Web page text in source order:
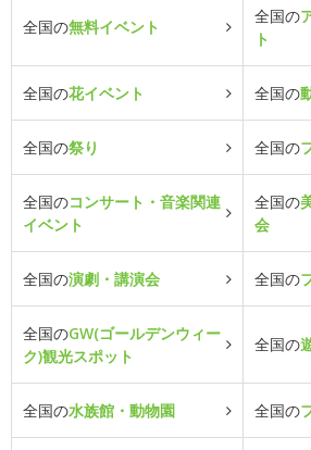
全国の無料イベント
全国の
ト
全国の花イベント 全国の
全国の祭り 全国の
全国のコンサート・音楽関連
イベント
全国の
会
全国の演劇・講演会 全国の
全国のGW(ゴールデンウィー
ク)観光スポット
全国の
全国の水族館・動物園 全国の